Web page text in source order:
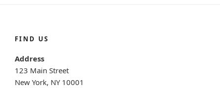
FIND US
Address
123 Main Street
New York, NY 10001